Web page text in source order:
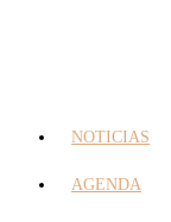
NOTICIAS
AGENDA